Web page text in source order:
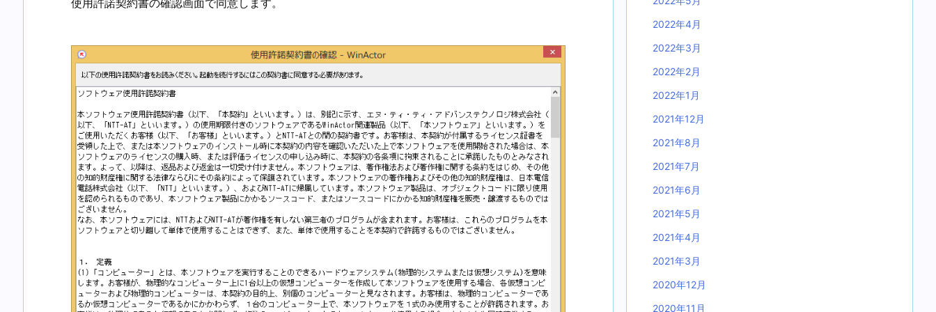
2022年4月
2022年3月
2022年2月
2022年1月
2021年12月
2021年8月
2021年7月
2021年6月
2021年5月
2021年4月
2021年3月
2020年12月
2020年11月